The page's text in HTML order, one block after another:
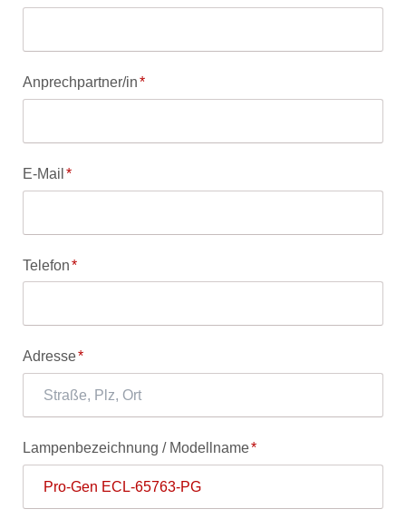
Pflichtfeld
Anprechpartner/in*
Pflichtfeld
E-Mail*
Pflichtfeld
Telefon*
Pflichtfeld
Adresse*
Pflichtfeld
Lampenbezeichnung / Modellname*